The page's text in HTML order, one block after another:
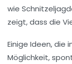
wie
zeigt, dass die
Einige Ideen, die
Möglichkeit,